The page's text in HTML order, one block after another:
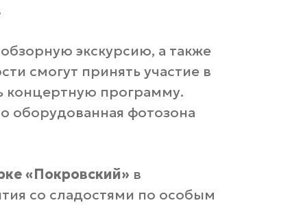
экскурсию, а также
смогут принять участие в
концертную программу.
оборудованная фотозона
«Покровский» в
со сладостями по особым